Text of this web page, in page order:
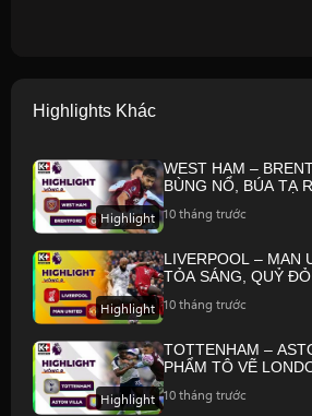
Highlights Khác
Highlight
WEST HAM –
BÙNG NỔ, BÚA TẠ
25/26
10 tháng trước
Highlight
LIVERPOOL – MAN
TỎA SÁNG, QUỶ ĐỎ
10 tháng trước
Highlight
TOTTENHAM –
PHẨM TÔ VẼ
ANH 25/26
10 tháng trước